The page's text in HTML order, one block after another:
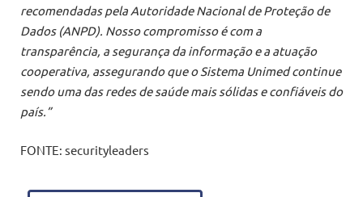
recomendadas pela Autoridade Nacional de Proteção de
Dados (ANPD). Nosso compromisso é com a
transparência, a segurança da informação e a atuação
cooperativa, assegurando que o Sistema Unimed continue
sendo uma das redes de saúdemais sólidas e confiáveis do
país.”
FONTE: securityleaders